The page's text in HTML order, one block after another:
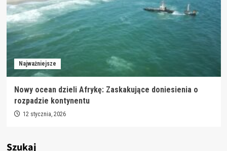
Najważniejsze
Nowy ocean dzieli Afrykę: Zaskakujące doniesienia o
rozpadzie kontynentu
12 stycznia, 2026
Szukaj